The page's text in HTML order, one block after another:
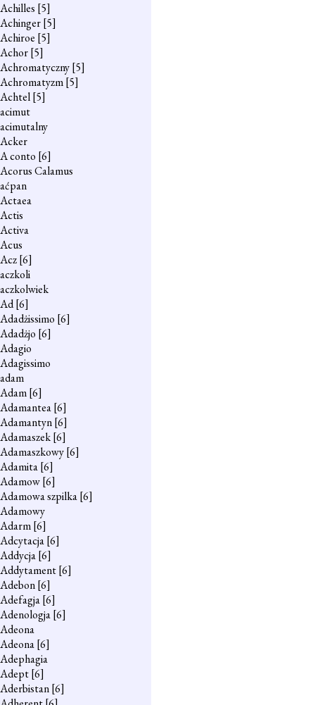
Achilles [5]
Achinger[5]
Achiroe [5]
Achor[5]
Achromatyczny[5]
Achromatyzm[5]
Achtel[5]
acimut
acimutalny
Acker
A conto [6]
Acorus Calamus
aćpan
Actaea
Actis
Activa
Acus
Acz[6]
aczkoli
aczkolwiek
Ad[6]
Adadżissimo [6]
Adadżjo [6]
Adagio
Adagissimo
adam
Adam[6]
Adamantea[6]
Adamantyn[6]
Adamaszek[6]
Adamaszkowy[6]
Adamita[6]
Adamow[6]
Adamowa szpilka[6]
Adamowy
Adarm[6]
Adcytacja[6]
Addycja[6]
Addytament[6]
Adebon[6]
Adefagja[6]
Adenologja[6]
Adeona
Adeona[6]
Adephagia
Adept[6]
Aderbistan[6]